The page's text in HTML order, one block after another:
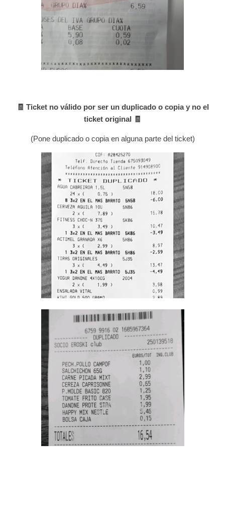
🧾 Ticket no válido por ser un duplicado o copia y no el
ticket original 🧾
(Pone duplicado o copia en alguna parte del ticket)